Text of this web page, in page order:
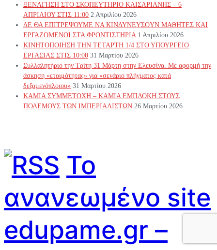
ΞΕΝΑΓΗΣΗ ΣΤΟ ΣΚΟΠΕΥΤΗΡΙΟ ΚΑΙΣΑΡΙΑΝΗΣ – 6
ΑΠΡΙΛΙΟΥ ΣΤΙΣ 11:00 2 Απριλίου 2026
ΔΕ ΘΑ ΕΠΙΤΡΕΨΟΥΜΕ ΝΑ ΚΙΝΔΥΝΕΥΣOYN ΜΑΘΗΤΕΣ ΚΑΙ
ΕΡΓΑΖΟΜΕΝΟΙ ΣΤΑ ΦΡΟΝΤΙΣΤΗΡΙΑ 1 Απριλίου 2026
ΚΙΝΗΤΟΠΟΙΗΣΗ ΤΗΝ ΤΕΤΑΡΤΗ 1/4 ΣΤΟ ΥΠΟΥΡΓΕΙΟ
ΕΡΓΑΣΙΑΣ ΣΤΙΣ 10:00 31 Μαρτίου 2026
Συλλαλητήριο την Τρίτη 31 Μάρτη στην Ελευσίνα. Με αφορμή την
άσκηση «ετοιμότητας» για «σενάριο πλήγματος κατά
δεξαμενόπλοιου» 31 Μαρτίου 2026
ΚΑΜΙΑ ΣΥΜΜΕΤΟΧΗ – ΚΑΜΙΑ ΕΜΠΛΟΚΗ ΣΤΟΥΣ
ΠΟΛΕΜΟΥΣ ΤΩΝ ΙΜΠΕΡΙΑΛΙΣΤΩΝ 26 Μαρτίου 2026
Το
ανανεωμένο site
edupame.gr –